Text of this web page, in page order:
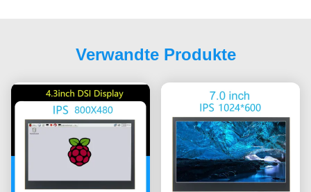
Verwandte Produkte